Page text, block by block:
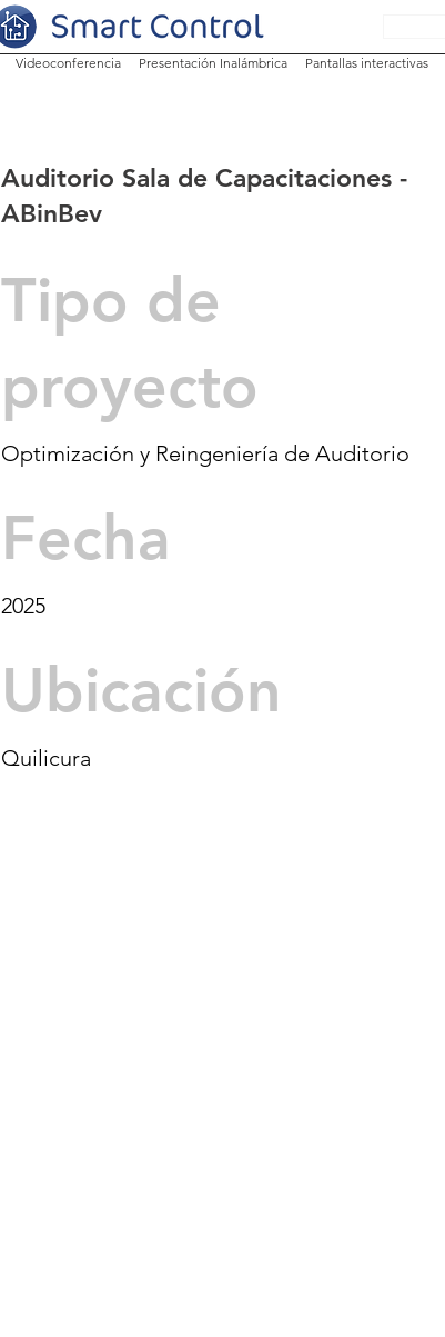
Videoconferencia Presentación Inalámbrica Pantallas interactivas
Auditorio Sala de Capacitaciones -
ABinBev
Tipo de
proyecto
Optimización y Reingeniería de Auditorio
Fecha
2025
Ubicación
Quilicura